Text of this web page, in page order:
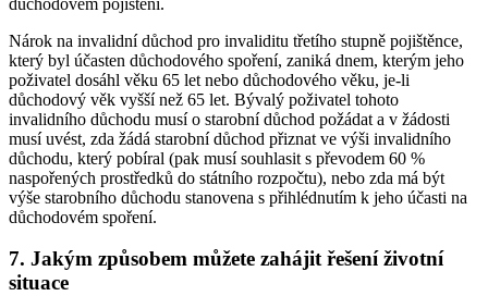
Nárok na invalidní důchod pro invaliditu třetího stupně pojištěnce,
který byl účasten důchodového spoření, zaniká dnem, kterým jeho
poživatel dosáhl věku 65 let nebo důchodového věku, je-li
důchodový věk vyšší než 65 let. Bývalý poživatel tohoto
invalidního důchodu musí o starobní důchod požádat a v žádosti
musí uvést, zda žádá starobní důchod přiznat ve výši invalidního
důchodu, který pobíral (pak musí souhlasit s převodem 60 %
naspořených prostředků do státního rozpočtu), nebo zda má být
výše starobního důchodu stanovena s přihlédnutím k jeho účasti na
důchodovém spoření.
7. Jakým způsobem můžete zahájit řešení životní
situace